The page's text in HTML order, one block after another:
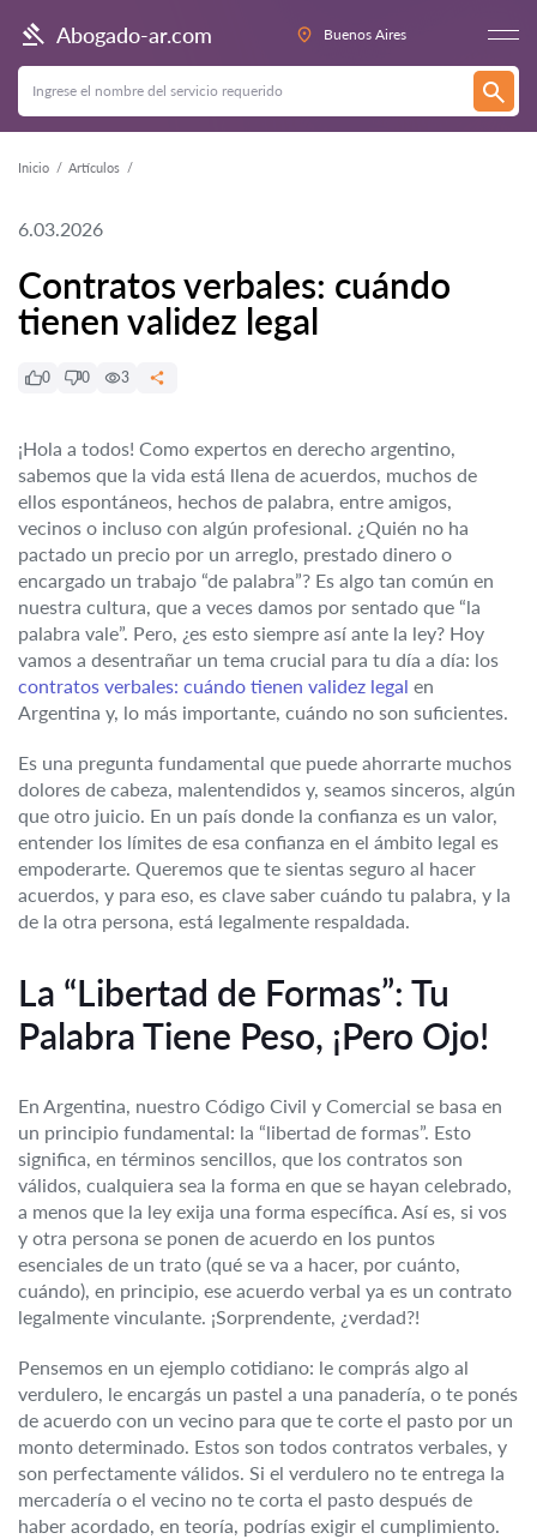
Abogado-ar.com Buenos Aires
Inicio Artículos
6.03.2026
Contratos verbales: cuándo
tienen validez legal
0 0 3
¡Hola a todos! Como expertos en derecho argentino,
sabemos que la vida está llena de acuerdos, muchos de
ellos espontáneos, hechos de palabra, entre amigos,
vecinos o incluso con algún profesional. ¿Quién no ha
pactado un precio por un arreglo, prestado dinero o
encargado un trabajo “de palabra”? Es algo tan común en
nuestra cultura, que a veces damos por sentado que “la
palabra vale”. Pero, ¿es esto siempre así ante la ley? Hoy
vamos a desentrañar un tema crucial para tu día a día: los
contratos verbales: cuándo tienen validez legal en
Argentina y, lo más importante, cuándo no son suficientes.
Es una pregunta fundamental que puede ahorrarte muchos
dolores de cabeza, malentendidos y, seamos sinceros, algún
que otro juicio. En un país donde la confianza es un valor,
entender los límites de esa confianza en el ámbito legal es
empoderarte. Queremos que te sientas seguro al hacer
acuerdos, y para eso, es clave saber cuándo tu palabra, y la
de la otra persona, está legalmente respaldada.
La “Libertad de Formas”: Tu
Palabra Tiene Peso, ¡Pero Ojo!
En Argentina, nuestro Código Civil y Comercial se basa en
un principio fundamental: la “libertad de formas”. Esto
significa, en términos sencillos, que los contratos son
válidos, cualquiera sea la forma en que se hayan celebrado,
a menos que la ley exija una forma específica. Así es, si vos
y otra persona se ponen de acuerdo en los puntos
esenciales de un trato (qué se va a hacer, por cuánto,
cuándo), en principio, ese acuerdo verbal ya es un contrato
legalmente vinculante. ¡Sorprendente, ¿verdad?!
Pensemos en un ejemplo cotidiano: le comprás algo al
verdulero, le encargás un pastel a una panadería, o te ponés
de acuerdo con un vecino para que te corte el pasto por un
monto determinado. Estos son todos contratos verbales, y
son perfectamente válidos. Si el verdulero no te entrega la
mercadería o el vecino no te corta el pasto después de
haber acordado, en teoría, podrías exigir el cumplimiento.